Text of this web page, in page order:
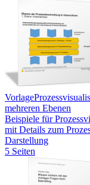
Vorlage
mehreren Ebenen
Beispiele für
mit Details zum
Darstellung
5 Seiten